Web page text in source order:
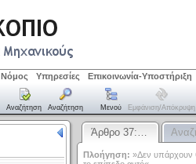
Νόμος Υπηρεσίες Επικοινωνία-Υποστήριξη
Αναζήτηση Αναζήτηση Μενού Εμφάνιση/απόκρυψη
Άρθρο 37:…